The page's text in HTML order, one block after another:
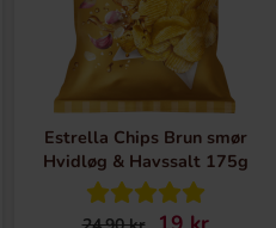
Estrella Chips Brun smør
Hvidløg & Havssalt 175g